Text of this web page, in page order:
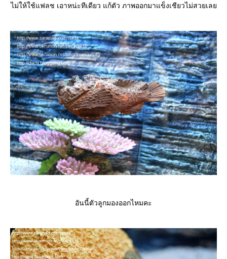
ไม่ให้ใช้แฟลช เอาหน่ะทีเดียว แก้ตัว ภาพออกมาแข็งเชียวไม่สวยเล
อันนี้ตัวลูกมองออกไหมคะ